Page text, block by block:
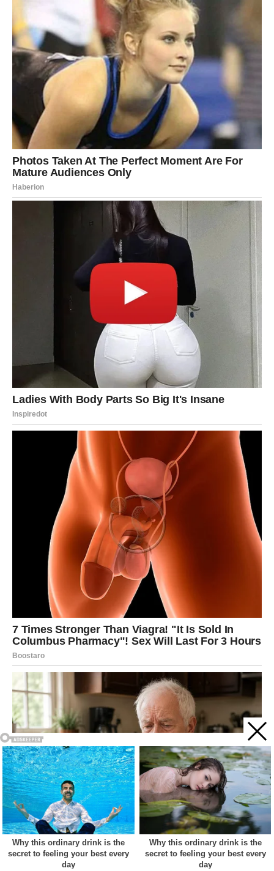
Acest site web folosește cookie-uri pentru a vă îmbunătăți
experiența. Vom presupune că sunteți de acord cu asta dacă
vă continuați navigarea.
Cookie settings ACCEPT